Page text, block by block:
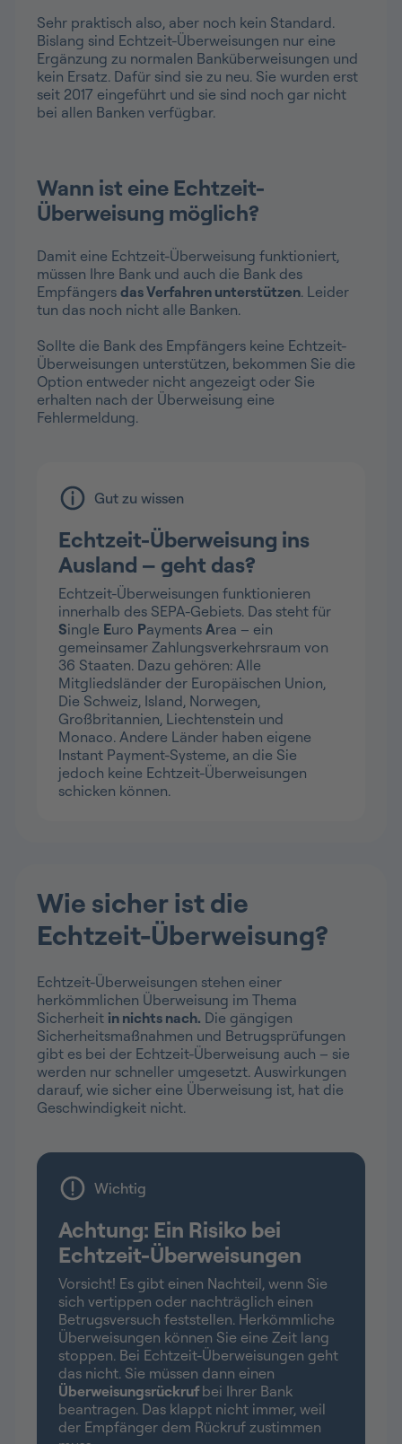
Sehr praktisch also, aber noch kein Standard.
Bislang sind Echtzeit-Überweisungen nur eine
Ergänzung zu normalen Banküberweisungen und
kein Ersatz. Dafür sind sie zu neu. Sie wurden erst
seit 2017 eingeführt und sie sind noch gar nicht
bei allen Banken verfügbar.
Wann ist eine Echtzeit-
Überweisung möglich?
Damit eine Echtzeit-Überweisung funktioniert,
müssen Ihre Bank und auch die Bank des
Empfängers das Verfahren unterstützen. Leider
tun das noch nicht alle Banken.
Sollte die Bank des Empfängers keine Echtzeit-
Überweisungen unterstützen, bekommen Sie die
Option entweder nicht angezeigt oder Sie
erhalten nach der Überweisung eine
Fehlermeldung.
Gut zu wissen
Echtzeit-Überweisung ins
Ausland – geht das?
Echtzeit-Überweisungen funktionieren
innerhalb des SEPA-Gebiets. Das steht für
Single Euro Payments Area – ein
gemeinsamer Zahlungsverkehrsraum von
36 Staaten. Dazu gehören: Alle
Mitgliedsländer der Europäischen Union,
Die Schweiz, Island, Norwegen,
Großbritannien, Liechtenstein und
Monaco. Andere Länder haben eigene
Instant Payment-Systeme, an die Sie
jedoch keine Echtzeit-Überweisungen
schicken können.
Wie sicher ist die
Echtzeit-Überweisung?
Echtzeit-Überweisungen stehen einer
herkömmlichen Überweisung im Thema
Sicherheit in nichts nach. Die gängigen
Sicherheitsmaßnahmen und Betrugsprüfungen
gibt es bei der Echtzeit-Überweisung auch – sie
werden nur schneller umgesetzt. Auswirkungen
darauf, wie sicher eine Überweisung ist, hat die
Geschwindigkeit nicht.
Wichtig
Achtung: Ein Risiko bei
Echtzeit-Überweisungen
Vorsicht! Es gibt einen Nachteil, wenn Sie
sich vertippen oder nachträglich einen
Betrugsversuch feststellen. Herkömmliche
Überweisungen können Sie eine Zeit lang
stoppen. Bei Echtzeit-Überweisungen geht
das nicht. Sie müssen dann einen
Überweisungsrückrufbei Ihrer Bank
beantragen. Das klappt nicht immer, weil
der Empfänger dem Rückruf zustimmen